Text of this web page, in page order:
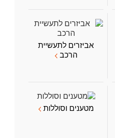
אביזרים לתעשיית
הרכב
מטענים וסוללות